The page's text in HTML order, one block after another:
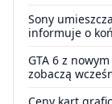
Sony
informuje o
GTA 6 z
zobaczą
Ceny kart